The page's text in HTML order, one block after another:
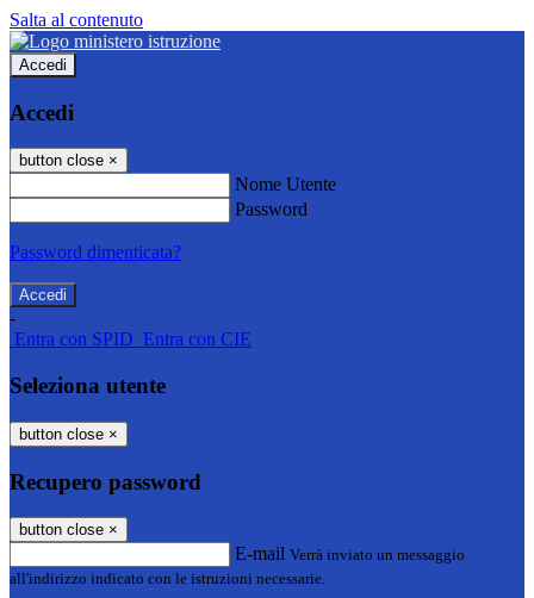
Salta al contenuto
Accedi
Accedi
button close ×
Nome Utente
Password
Password dimenticata?
-
Entra con SPID Entra con CIE
Seleziona utente
button close ×
Recupero password
button close ×
E-mail Verrà inviato un messaggio
all'indirizzo indicato con le istruzioni necessarie.